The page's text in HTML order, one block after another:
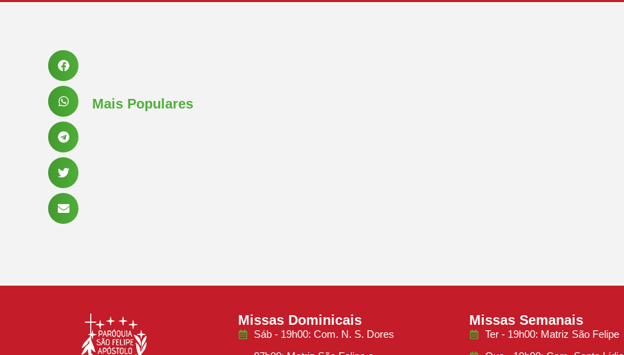
Mais Populares
Missas Dominicais
Sáb - 19h00: Com. N. S. Dores
Missas Semanais
Ter - 19h00: Matriz São Felipe